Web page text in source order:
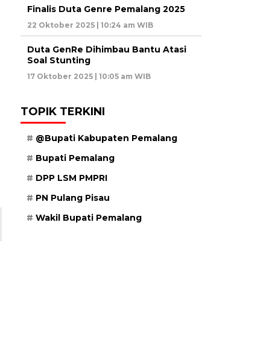
Finalis Duta Genre Pemalang 2025
22 Oktober 2025 | 10:24 am WIB
Duta GenRe Dihimbau Bantu Atasi
Soal Stunting
17 Oktober 2025 | 10:05 am WIB
TOPIK TERKINI
@Bupati Kabupaten Pemalang
Bupati Pemalang
DPP LSM PMPRI
PN Pulang Pisau
Wakil Bupati Pemalang